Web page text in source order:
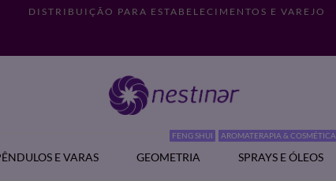
DISTRIBUIÇÃO PARA ESTABELECIMENTOS E VAREJO
E VARAS GEOMETRIA
FENG SHUI
SPRAYS E ÓLEOS
AROMATERAPIA & COSMÉTICA